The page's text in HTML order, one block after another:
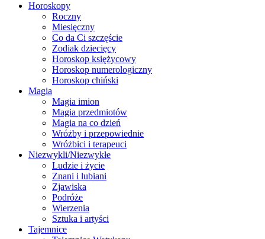
Horoskopy
Roczny
Miesięczny
Co da Ci szczęście
Zodiak dziecięcy
Horoskop księżycowy
Horoskop numerologiczny
Horoskop chiński
Magia
Magia imion
Magia przedmiotów
Magia na co dzień
Wróżby i przepowiednie
Wróżbici i terapeuci
Niezwykli/Niezwykłe
Ludzie i życie
Znani i lubiani
Zjawiska
Podróże
Wierzenia
Sztuka i artyści
Tajemnice